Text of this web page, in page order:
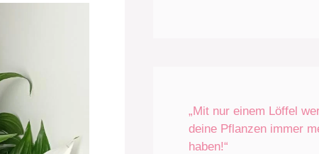
„Mit nur einem Löffel
deine Pflanzen immer
haben!“